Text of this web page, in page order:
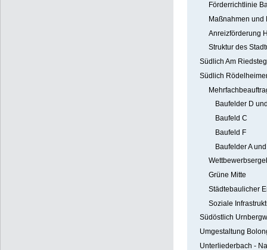
Förderrichtlinie
Maßnahmen und
Anreizförderung
Struktur des
Südlich Am Riedsteg
Südlich
Baufelder D
Baufeld C
Baufeld F
Baufelder A
Grüne Mitte
Städtebaulicher
Soziale
Südöstlich
Umgestaltung
Unterliederbach -